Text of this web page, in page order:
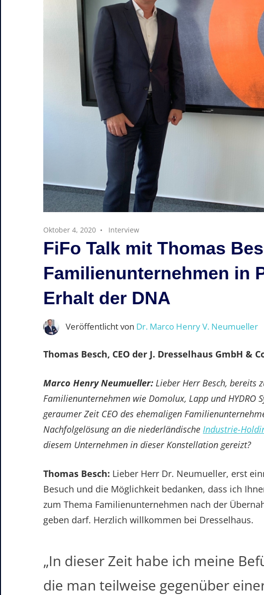
Oktober 4, 2020 Interview
FiFo Talk mit Thomas
Familienunternehmen in
Erhalt der DNA
Veröffentlicht von Dr. Marco Henry V. Neumueller
Thomas Besch, CEO der J. Dresselhaus GmbH &
Marco Henry Neumueller: Lieber Herr Besch, bereits
Familienunternehmen wie Domolux, Lapp und HYDRO
geraumer Zeit CEO des ehemaligen
Nachfolgelösung an die niederländische Industrie-
diesem Unternehmen in dieser Konstellation gereizt?
Thomas Besch: Lieber Herr Dr. Neumueller, erst
Besuch und die Möglichkeit bedanken, dass ich
zum Thema Familienunternehmen nach der
geben darf. Herzlich willkommen bei Dresselhaus.
„In dieser Zeit habe ich meine
die man teilweise gegenüber